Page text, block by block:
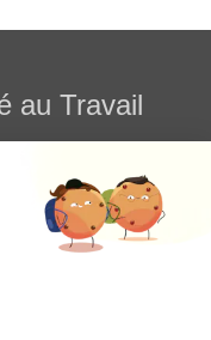
au Travail
: Prévention des